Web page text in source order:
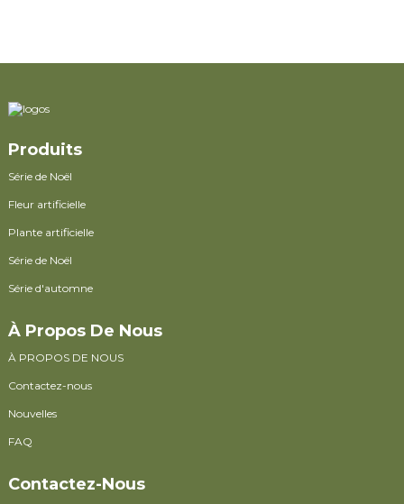
Produits
Série de Noël
Fleur artificielle
Plante artificielle
Série de Noël
Série d'automne
À Propos De Nous
À PROPOS DE NOUS
Contactez-nous
Nouvelles
FAQ
Contactez-Nous